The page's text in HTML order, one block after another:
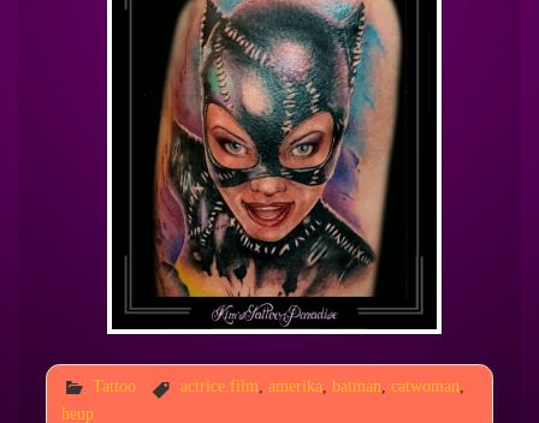
Tattoo actrice.film amerika batman catwoman
heup